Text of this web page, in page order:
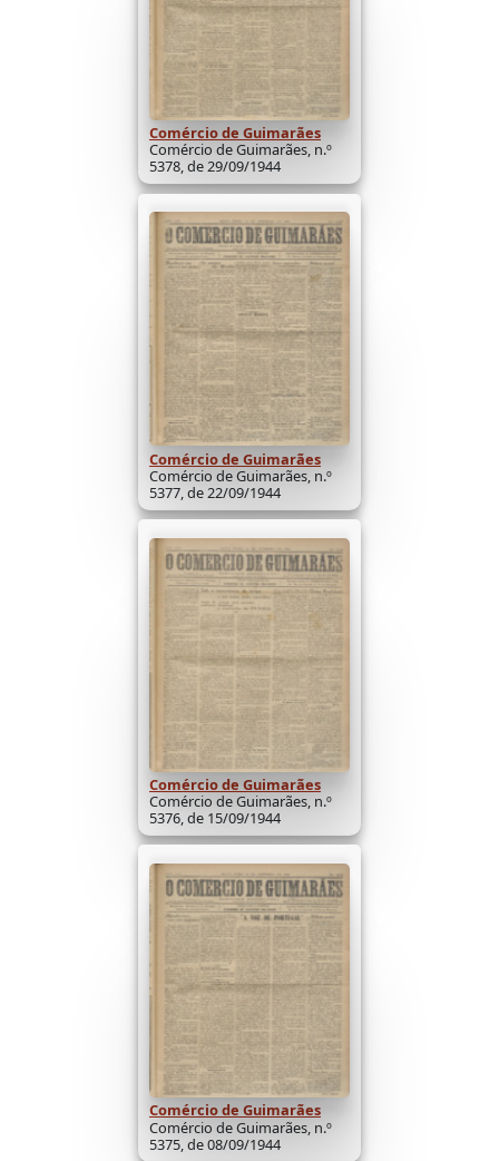
Comércio de Guimarães
Comércio de Guimarães, n.º
5378, de 29/09/1944
Comércio de Guimarães
Comércio de Guimarães, n.º
5377, de 22/09/1944
Comércio de Guimarães
Comércio de Guimarães, n.º
5376, de 15/09/1944
Comércio de Guimarães
Comércio de Guimarães, n.º
5375, de 08/09/1944